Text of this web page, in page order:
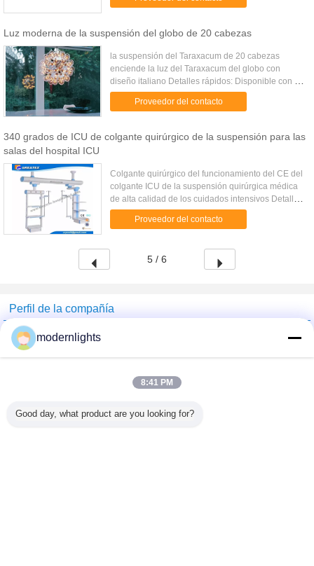
el timelessness del ...
Luz moderna de la suspensión del globo de 20 cabezas
la suspensión del Taraxacum de 20 cabezas
enciende la luz del Taraxacum del globo con
diseño italiano Detalles rápidos: Disponible con 20
cabezas, 40 cabezas, 60 cabezas.
Especificaciones: Artículo no. 3013620 ...
Proveedor del contacto
340 grados de ICU de colgante quirúrgico de la suspensión para las
salas del hospital ICU
Colgante quirúrgico del funcionamiento del CE del
colgante ICU de la suspensión quirúrgica médica
de alta calidad de los cuidados intensivos Detalles
rápidos Propiedades: Instrumento quirúrgico
ortopédico Tipo: ...
Proveedor del contacto
5 / 6
Perfil de la compañía
China Lighting Online Marketplace
proveedores calificados
Verified Suplier
modernlights
8:41 PM
Good day, what product are you looking for?